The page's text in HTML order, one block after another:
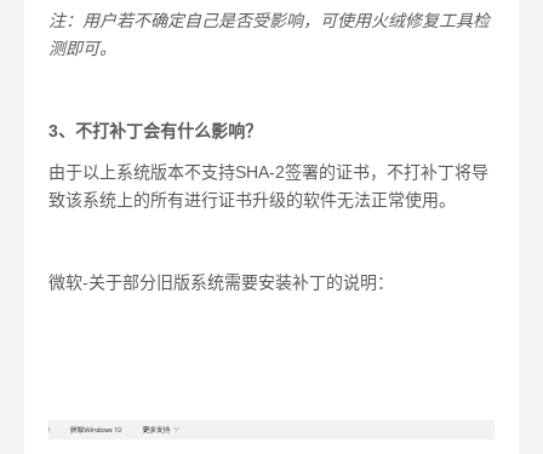
注：用户若不确定自己是否受影响，可使用火绒修复工具检
测即可。
3、不打补丁会有什么影响？
由于以上系统版本不支持SHA-2签署的证书，不打补丁将导
致该系统上的所有进行证书升级的软件无法正常使用。
微软-关于部分旧版系统需要安装补丁的说明：